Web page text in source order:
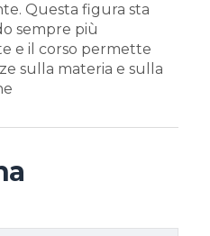
Questa figura sta
sempre più
e il corso permette
sulla materia e sulla